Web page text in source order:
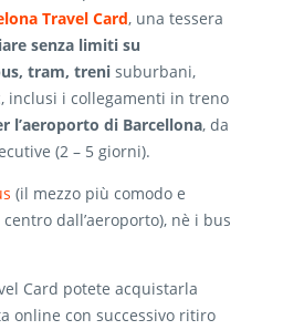
Travel Card, una tessera
senza limiti su
tram, treni suburbani,
inclusi i collegamenti in treno
l’aeroporto di Barcellona, da
(2 – 5 giorni).
(il mezzo più comodo e
dall’aeroporto), nè i bus
Card potete acquistarla
online con successivo ritiro